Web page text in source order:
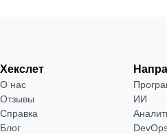
Хекслет
О нас
Отзывы
Справка
Блог
ИИ